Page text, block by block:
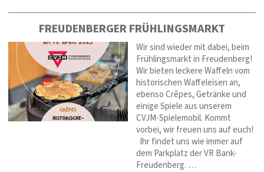
FREUDENBERGER FRÜHLINGSMARKT
Wir sind wieder mit dabei, beim
Frühlingsmarkt in Freudenberg!
Wir bieten leckere Waffeln vom
historischen Waffeleisen an,
ebenso Crêpes, Getränke und
einige Spiele aus unserem
CVJM-Spielemobil. Kommt
vorbei, wir freuen uns auf euch!
Ihr findet uns wie immer auf
dem Parkplatz der VR Bank-
Freudenberg. …